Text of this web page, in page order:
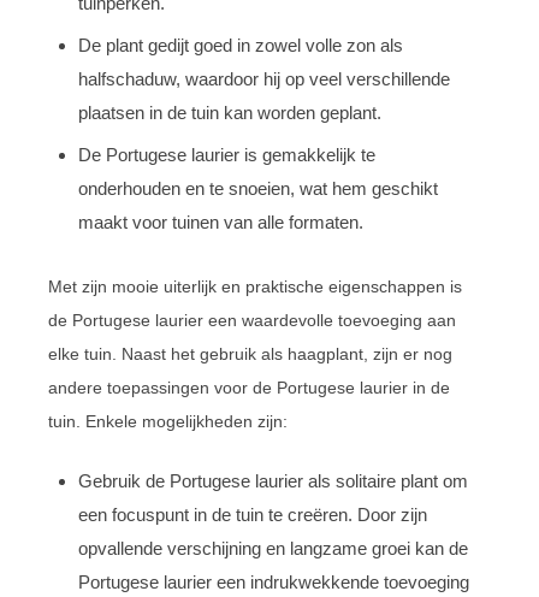
De plant gedijt goed in zowel volle zon als
halfschaduw, waardoor hij op veel verschillende
plaatsen in de tuin kan worden geplant.
De Portugese laurier is gemakkelijk te
onderhouden en te snoeien, wat hem geschikt
maakt voor tuinen van alle formaten.
Met zijn mooie uiterlijk en praktische eigenschappen is
de Portugese laurier een waardevolle toevoeging aan
elke tuin. Naast het gebruik als haagplant, zijn er nog
andere toepassingen voor de Portugese laurier in de
tuin. Enkele mogelijkheden zijn:
Gebruik de Portugese laurier als solitaire plant om
een focuspunt in de tuin te creëren. Door zijn
opvallende verschijning en langzame groei kan de
Portugese laurier een indrukwekkende toevoeging